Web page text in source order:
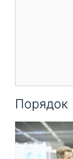
Порядок